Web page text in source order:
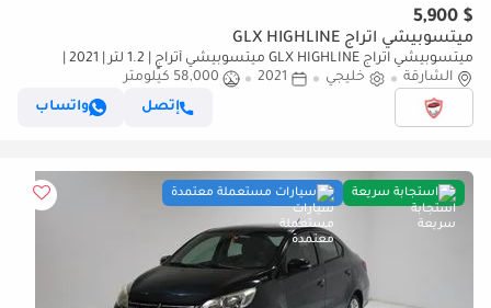
$ 5,900
ميتسوبيشي اتراج GLX HIGHLINE
خليجية | خالية من الحوادث | بحالة ممتازة | 361 شهرياً
الشارقة خليجي 2021
58,000 كيلومتر
إتصل
واتساب
استجابة سريعة سيارات مستعملة معتمدة